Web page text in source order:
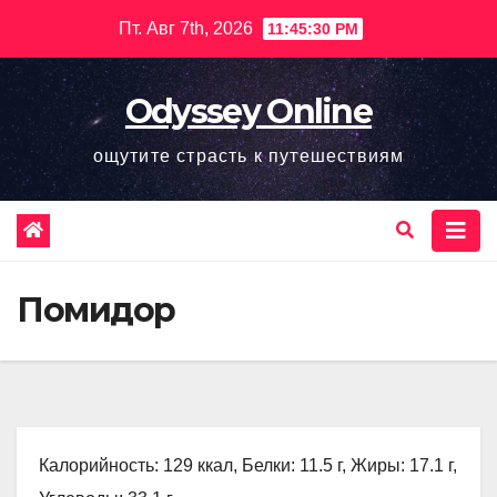
содержимому
Пт. Авг 7th, 2026 11:45:31 PM
Odyssey Online
ощутите страсть к путешествиям
Помидор
Калорийность: 129 ккал, Белки: 11.5 г, Жиры: 17.1 г,